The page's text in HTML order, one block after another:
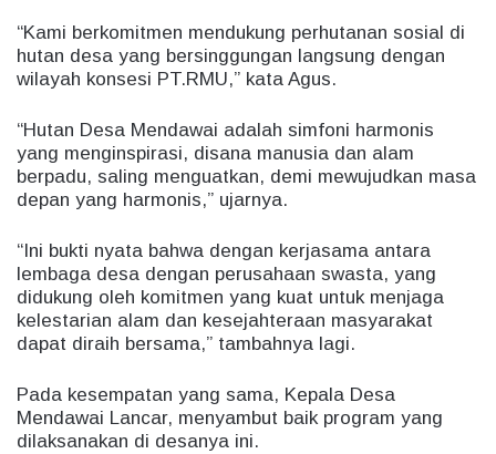
“Kami berkomitmen mendukung perhutanan sosial di
hutan desa yang bersinggungan langsung dengan
wilayah konsesi PT.RMU,” kata Agus.
“Hutan Desa Mendawai adalah simfoni harmonis
yang menginspirasi, disana manusia dan alam
berpadu, saling menguatkan, demi mewujudkan masa
depan yang harmonis,” ujarnya.
“Ini bukti nyata bahwa dengan kerjasama antara
lembaga desa dengan perusahaan swasta, yang
didukung oleh komitmen yang kuat untuk menjaga
kelestarian alam dan kesejahteraan masyarakat
dapat diraih bersama,” tambahnya lagi.
Pada kesempatan yang sama, Kepala Desa
Mendawai Lancar, menyambut baik program yang
dilaksanakan di desanya ini.